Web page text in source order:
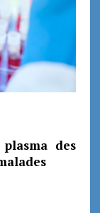
des